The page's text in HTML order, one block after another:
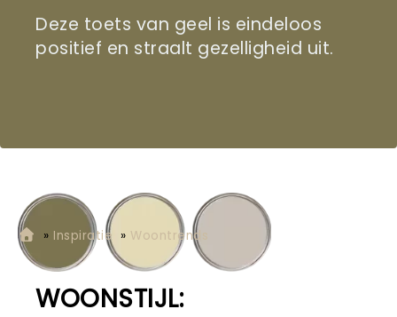
» Inspiratie » Woontrends
Deze toets van geel is eindeloos
positief en straalt gezelligheid uit.
WOONSTIJL: